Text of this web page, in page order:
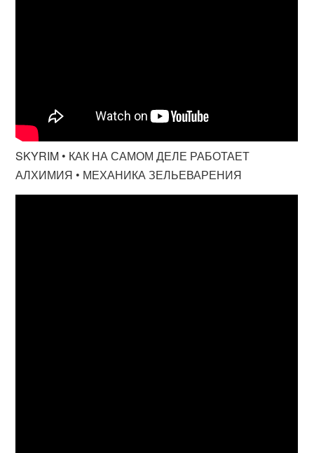
SKYRIM • КАК НА САМОМ ДЕЛЕ РАБОТАЕТ
АЛХИМИЯ • МЕХАНИКА ЗЕЛЬЕВАРЕНИЯ